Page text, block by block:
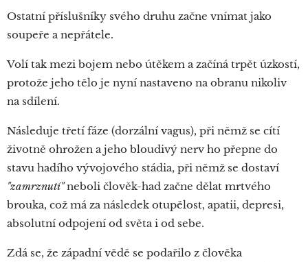
Ostatní příslušníky svého druhu začne vnímat jako
soupeře a nepřátele.
Volí tak mezi bojem nebo útěkem a začíná trpět úzkostí,
protože jeho tělo je nyní nastaveno na obranu nikoliv
na sdílení.
Následuje třetí fáze (dorzální vagus), při němž se cítí
životně ohrožen a jeho bloudivý nerv ho přepne do
stavu hadího vývojového stádia, při němž se dostaví
"zamrznutí"neboli člověk-had začne dělat mrtvého
brouka, což má za následek otupělost, apatii, depresi,
absolutní odpojení od světa i od sebe.
Zdá se, že západní vědě se podařilo z člověka